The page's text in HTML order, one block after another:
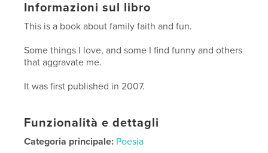
Informazioni sul libro
This is a book about family faith and fun.
Some things I love, and some I find funny and others
that aggravate me.
It was first published in 2007.
Funzionalità e dettagli
Categoria principale: Poesia